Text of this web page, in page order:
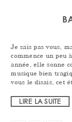
Je sais pas vous,
commence un peu
année, elle sonne
musique bien
vous le disais, cet
LIRE LA SUITE